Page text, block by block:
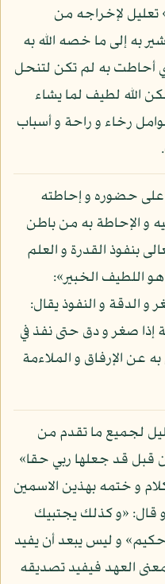
تعليل لإخراجه من
به إلى ما خصه الله به
أحاطت به لم تكن لتنحل
الله لطيف لما يشاء
رخاء و راحة و أسباب
على حضوره و إحاطته
و الإحاطة به من باطن
بنفوذ القدرة و العلم
اللطيف الخبير»:
و الدقة و النفوذ يقال:
صغر و دق حتى نفذ في
عن الإرفاق و الملاءمة
لجميع ما تقدم من
قبل قد جعلها ربي حقا»
و ختمه بهذين الاسمين
و قال: «و كذلك يجتبيك
و ليس يبعد أن يفيد
العهد فيفيد تصديقه